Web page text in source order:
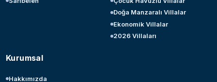
Doğa Manzaralı Villalar
Ekonomik Villalar
2026 Villaları
Kurumsal
Hakkımızda